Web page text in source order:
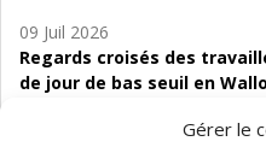
Gérer le
09 Juil 2026
Regards croisés des
de jour de bas seuil en